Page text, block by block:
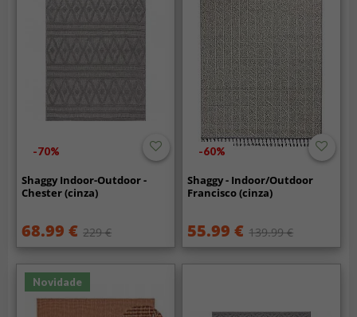
-70%
Shaggy Indoor-Outdoor -
Chester (cinza)
68.99 € 229 €
-60%
Shaggy - Indoor/Outdoor
Francisco (cinza)
55.99 € 139.99 €
Novidade